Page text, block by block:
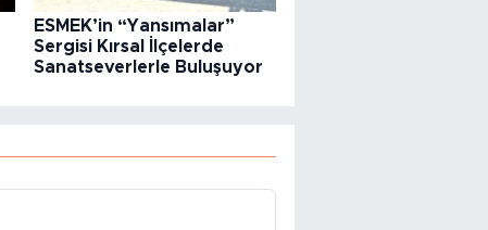
ESMEK’in “Yansımalar”
Sergisi Kırsal İlçelerde
Sanatseverlerle Buluşuyor